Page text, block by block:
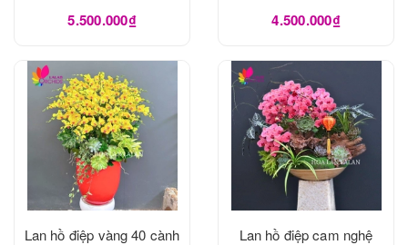
5.500.000₫ 4.500.000₫
Lan hồ điệp vàng 40 cành
Lan hồ điệp cam nghệ